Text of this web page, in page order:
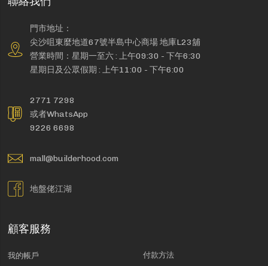
門市地址：
尖沙咀東麼地道67號半島中心商場 地庫L23舖
營業時間：星期一至六 : 上午09:30 - 下午6:30
星期日及公眾假期 : 上午11:00 - 下午6:00
2771 7298
或者WhatsApp
9226 6698
mall@builderhood.com
地盤佬江湖
顧客服務
我的帳戶 付款方法